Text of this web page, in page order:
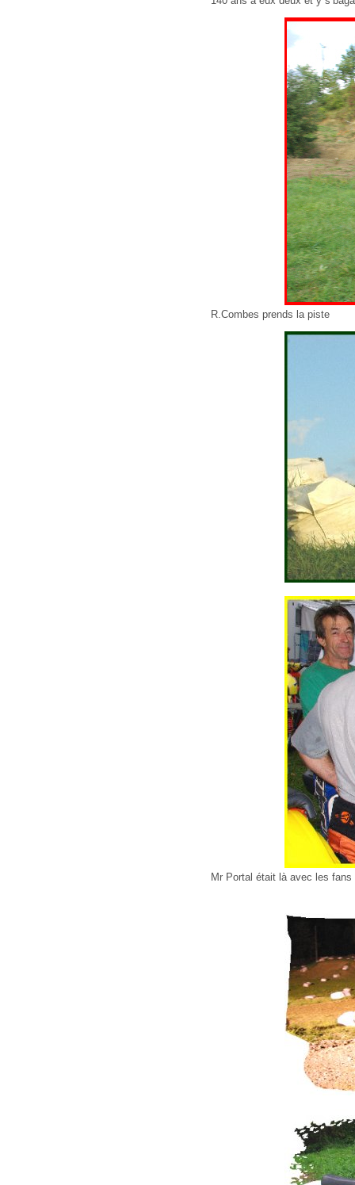
R.Combes prends la piste
Mr Portal était là avec les